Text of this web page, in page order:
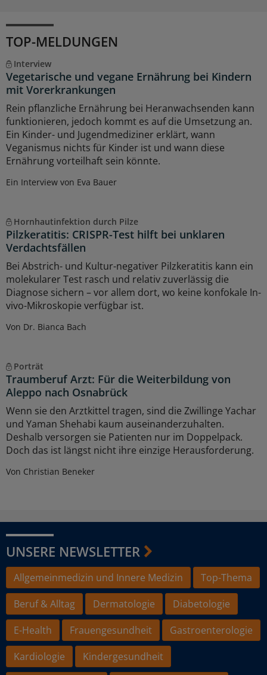
TOP-MELDUNGEN
Interview
Vegetarische und vegane Ernährung bei Kindern
mit Vorerkrankungen
Rein pflanzliche Ernährung bei Heranwachsenden kann
funktionieren, jedoch kommt es auf die Umsetzung an.
Ein Kinder- und Jugendmediziner erklärt, wann
Veganismus nichts für Kinder ist und wann diese
Ernährung vorteilhaft sein könnte.
Ein Interview von Eva Bauer
Hornhautinfektion durch Pilze
Pilzkeratitis: CRISPR-Test hilft bei unklaren
Verdachtsfällen
Bei Abstrich- und Kultur-negativer Pilzkeratitis kann ein
molekularer Test rasch und relativ zuverlässig die
Diagnose sichern – vor allem dort, wo keine konfokale In-
vivo-Mikroskopie verfügbar ist.
Von Dr. Bianca Bach
Porträt
Traumberuf Arzt: Für die Weiterbildung von
Aleppo nach Osnabrück
Wenn sie den Arztkittel tragen, sind die Zwillinge Yachar
und Yaman Shehabi kaum auseinanderzuhalten.
Deshalb versorgen sie Patienten nur im Doppelpack.
Doch das ist längst nicht ihre einzige Herausforderung.
Von Christian Beneker
UNSERE NEWSLETTER
Allgemeinmedizin und Innere Medizin
Top-Thema
Beruf & Alltag
Dermatologie
Diabetologie
E-Health
Frauengesundheit
Gastroenterologie
Kardiologie
Kindergesundheit